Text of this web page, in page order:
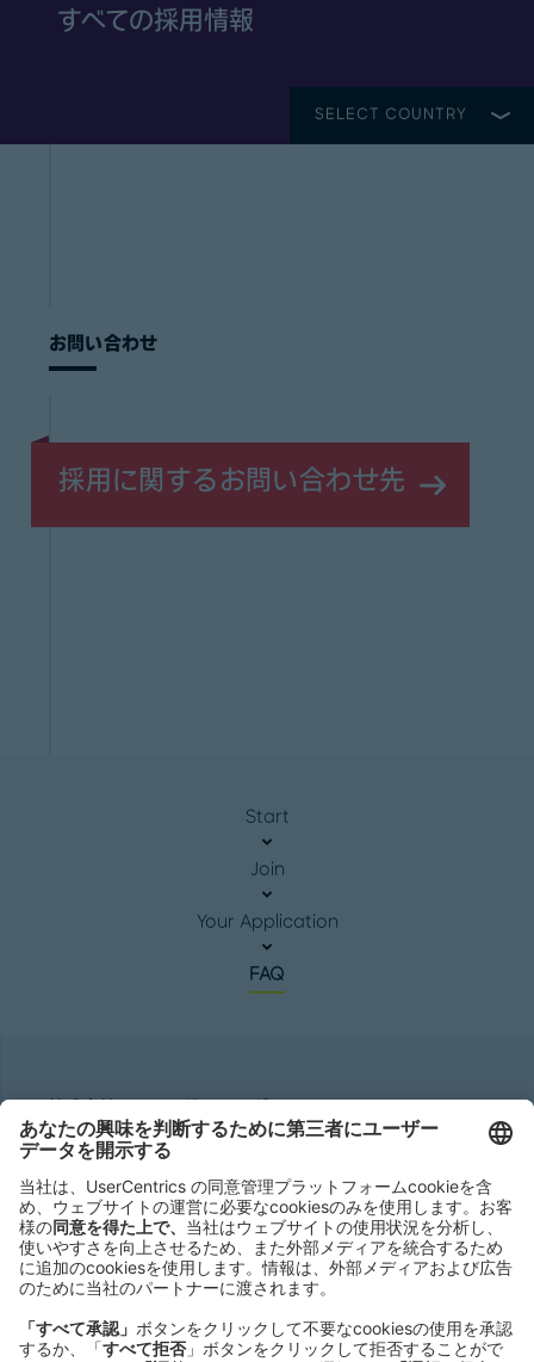
すべての採用情報
お問い合わせ
採用に関するお問い合わせ先
Start
Join
Your Application
FAQ
株式会社ローランド ･ ベルガー
Roland Berger GmbH
80538 Munich
Germany
Phone:
+49 89 9230-0
Fax:
+49 89 9230-8202
Mail:
Send us a message